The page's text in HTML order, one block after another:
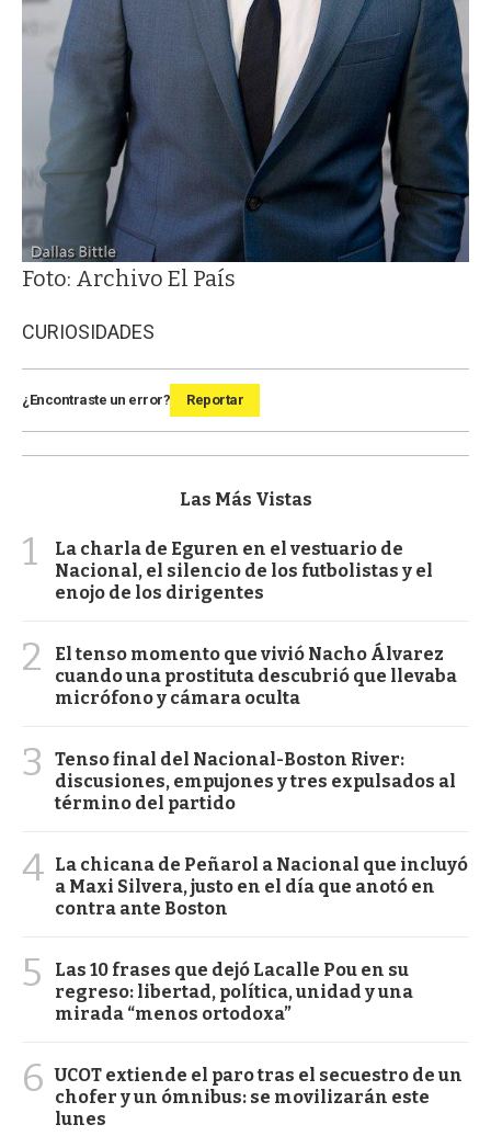
Foto: Archivo El País
CURIOSIDADES
¿Encontraste un error? Reportar
Las Más Vistas
1
La charla de Eguren en el vestuario de
Nacional, el silencio de los futbolistas y el
enojo de los dirigentes
2
El tenso momento que vivió Nacho Álvarez
cuando una prostituta descubrió que llevaba
micrófono y cámara oculta
3
Tenso final del Nacional-Boston River:
discusiones, empujones y tres expulsados al
término del partido
4 La chicana de Peñarol a Nacional que incluyó
a Maxi Silvera, justo en el día que anotó en
contra ante Boston
5
Las 10 frases que dejó Lacalle Pou en su
regreso: libertad, política, unidad y una
mirada “menos ortodoxa”
6 UCOT extiende el paro tras el secuestro de un
chofer y un ómnibus: se movilizarán este
lunes